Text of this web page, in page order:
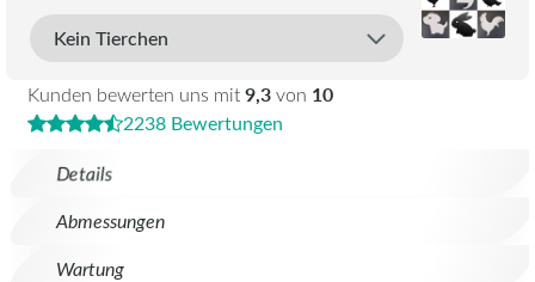
Details
Abmessungen
Wartung
Kunden bewerten uns mit9,3von 10
2238 Bewertungen